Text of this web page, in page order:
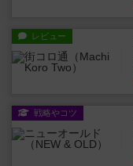
レビュー
戦略やコツ